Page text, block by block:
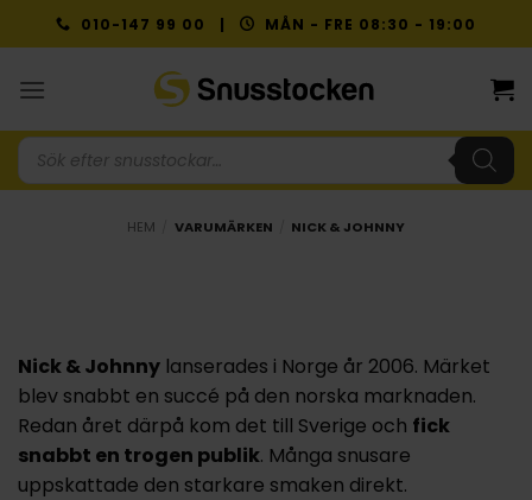
to
010-147 99 00 | MÅN - FRE 08:30 - 19:00
Produktsökning
HEM VARUMÄRKEN NICK & JOHNNY
Nick & Johnny lanserades i Norge år 2006. Märket
blev snabbt en succé på den norska marknaden.
Redan året därpå kom det till Sverige och fick
snabbt en trogen publik. Många snusare
uppskattade den starkare smaken direkt.